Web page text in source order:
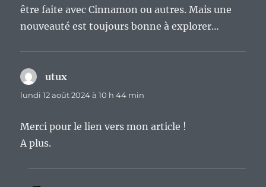
être faite avec Cinnamon ou autres. Mais une
nouveauté est toujours bonne à explorer…
utux
lundi 12 août 2024 à 10 h 44 min
Merci pour le lien vers mon article !
A plus.